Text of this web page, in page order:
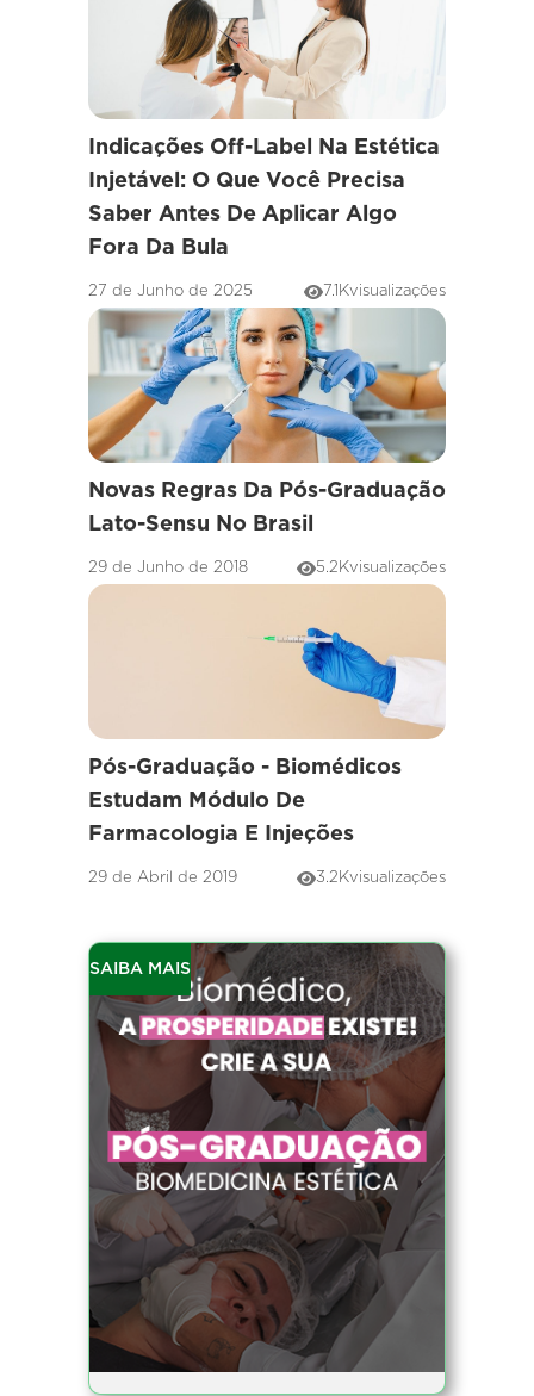
Indicações Off-Label Na Estética
Injetável: O Que Você Precisa
Saber Antes De Aplicar Algo
Fora Da Bula
27 de Junho de 2025 7.1Kvisualizações
Novas Regras Da Pós-Graduação
Lato-Sensu No Brasil
29 de Junho de 2018 5.2Kvisualizações
Pós-Graduação - Biomédicos
Estudam Módulo De
Farmacologia E Injeções
29 de Abril de 2019 3.2Kvisualizações
SAIBA MAIS